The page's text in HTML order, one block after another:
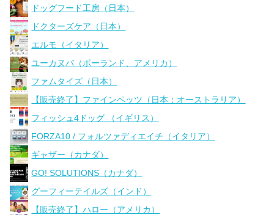
ドッグフード工房（日本）
ドクターズケア（日本）
エルモ（イタリア）
ユーカヌバ（ポーランド、アメリカ）
ファムタイズ（日本）
【販売終了】ファインペッツ（日本：オーストラリア）
フィッシュ4ドッグ （イギリス）
FORZA10 / フォルツァディエイチ（イタリア）
ギャザー（カナダ）
GO! SOLUTIONS（カナダ）
グーフィーテイルズ（インド）
【販売終了】ハロー（アメリカ）